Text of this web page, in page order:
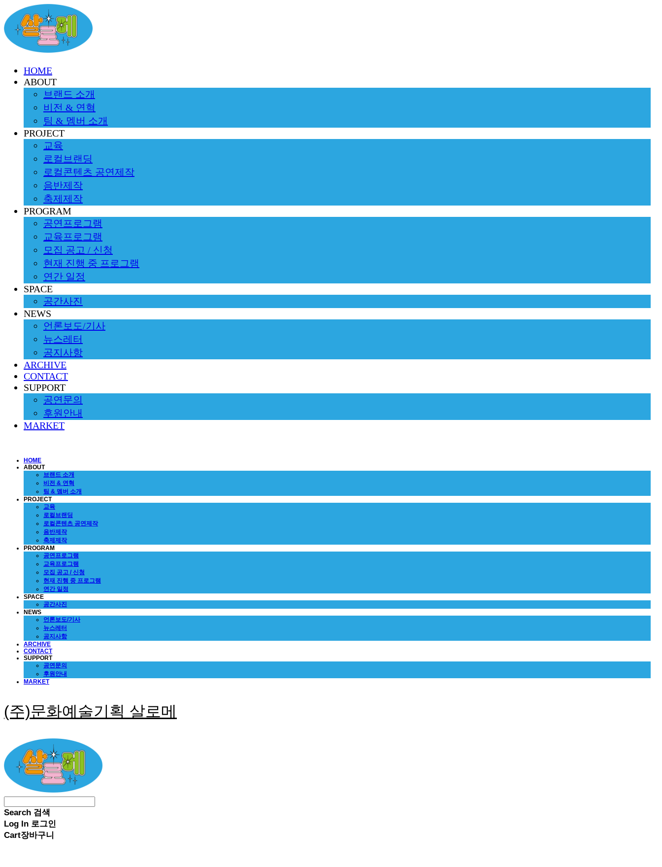
HOME
ABOUT
브랜드 소개
비전 & 연혁
팀 & 멤버 소개
PROJECT
교육
로컬브랜딩
로컬콘텐츠 공연제작
음반제작
축제제작
PROGRAM
공연프로그램
교육프로그램
모집 공고 / 신청
현재 진행 중 프로그램
연간 일정
SPACE
공간사진
NEWS
언론보도/기사
뉴스레터
공지사항
ARCHIVE
CONTACT
SUPPORT
공연문의
후원안내
MARKET
HOME
ABOUT
브랜드 소개
비전 & 연혁
팀 & 멤버 소개
PROJECT
교육
로컬브랜딩
로컬콘텐츠 공연제작
음반제작
축제제작
PROGRAM
공연프로그램
교육프로그램
모집 공고 / 신청
현재 진행 중 프로그램
연간 일정
SPACE
공간사진
NEWS
언론보도/기사
뉴스레터
공지사항
ARCHIVE
CONTACT
SUPPORT
공연문의
후원안내
MARKET
(주)문화예술기획 살로메
Search 검색
Log In 로그인
Cart장바구니